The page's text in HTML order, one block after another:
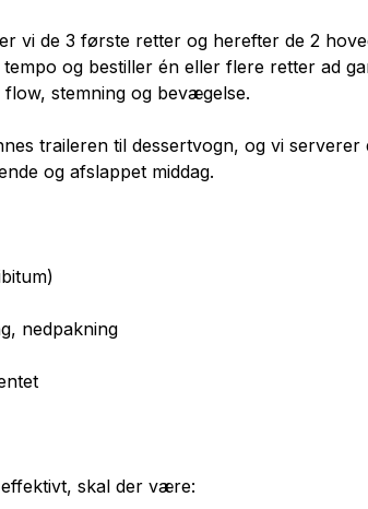
vi de 3 første retter og herefter de 2
og bestiller én eller flere retter ad
stemning og bevægelse.
traileren til dessertvogn, og vi serverer
og afslappet middag.
nedpakning
skal der være: